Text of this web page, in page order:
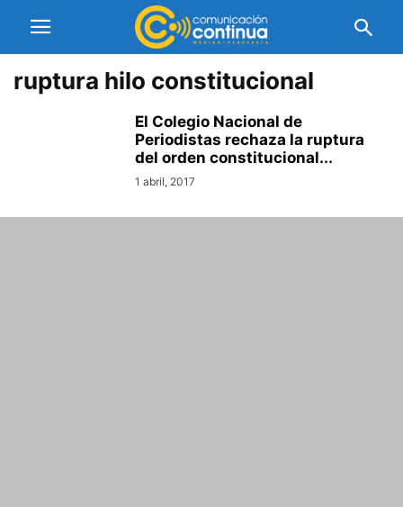
ruptura hilo constitucional
El Colegio Nacional de
Periodistas rechaza la ruptura
del orden constitucional...
1 abril, 2017